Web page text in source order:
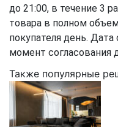
до 21:00, в течение 3
товара в полном
покупателя день.
момент согласования
Также популярные